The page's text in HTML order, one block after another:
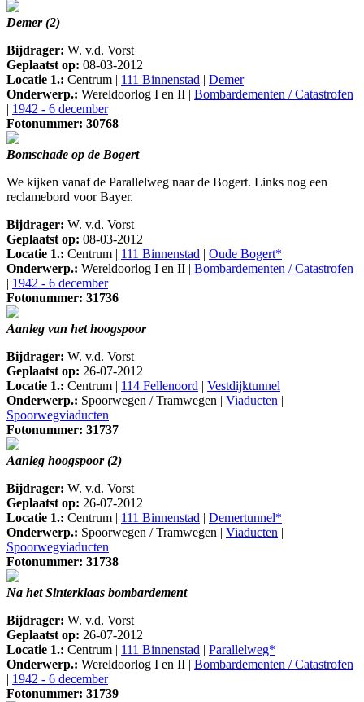
Demer (2)
Bijdrager: W. v.d. Vorst
Geplaatst op: 08-03-2012
Locatie 1.: Centrum | 111 Binnenstad | Demer
Onderwerp.: Wereldoorlog I en II | Bombardementen / Catastrofen
| 1942 - 6 december
Fotonummer: 30768
Bomschade op de Bogert
We kijken vanaf de Parallelweg naar de Bogert. Links nog een
reclamebord voor Bayer.
Bijdrager: W. v.d. Vorst
Geplaatst op: 08-03-2012
Locatie 1.: Centrum | 111 Binnenstad | Oude Bogert*
Onderwerp.: Wereldoorlog I en II | Bombardementen / Catastrofen
| 1942 - 6 december
Fotonummer: 31736
Aanleg van het hoogspoor
Bijdrager: W. v.d. Vorst
Geplaatst op: 26-07-2012
Locatie 1.: Centrum | 114 Fellenoord | Vestdijktunnel
Onderwerp.: Spoorwegen / Tramwegen | Viaducten |
Spoorwegviaducten
Fotonummer: 31737
Aanleg hoogspoor (2)
Bijdrager: W. v.d. Vorst
Geplaatst op: 26-07-2012
Locatie 1.: Centrum | 111 Binnenstad | Demertunnel*
Onderwerp.: Spoorwegen / Tramwegen | Viaducten |
Spoorwegviaducten
Fotonummer: 31738
Na het Sinterklaas bombardement
Bijdrager: W. v.d. Vorst
Geplaatst op: 26-07-2012
Locatie 1.: Centrum | 111 Binnenstad | Parallelweg*
Onderwerp.: Wereldoorlog I en II | Bombardementen / Catastrofen
| 1942 - 6 december
Fotonummer: 31739